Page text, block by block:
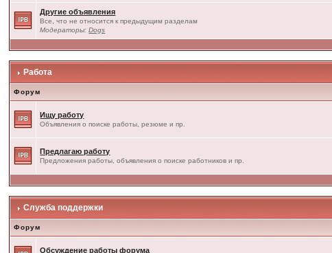
Другие объявления
Все, что не относится к предыдущим разделам
Модераторы:Dogs
Работа
Форум
Ищу работу
Объявления о поиске работы, резюме и пр.
Предлагаю работу
Предложения работы, объявления о поиске работников и пр.
Служба поддержки
Форум
Обсуждение работы форума